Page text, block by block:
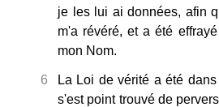
je les lui ai données, afin
m'a révéré, et a été
mon Nom.
6
La Loi de vérité a été
s'est point trouvé de